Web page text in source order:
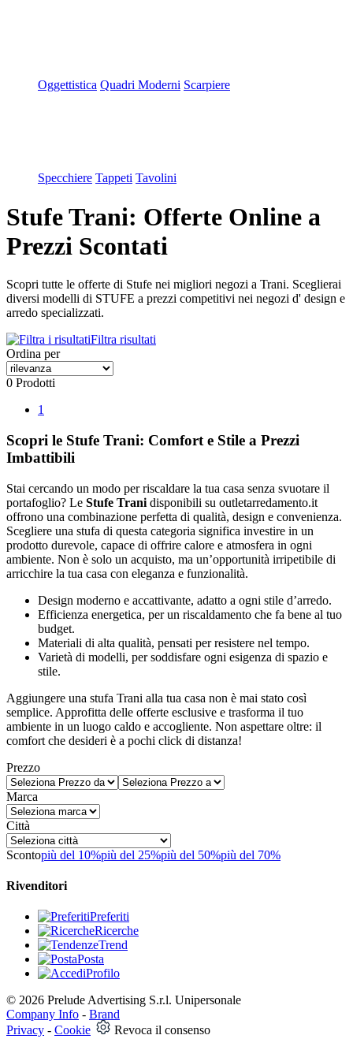
Oggettistica Quadri Moderni Scarpiere
Specchiere Tappeti Tavolini
Stufe Trani: Offerte Online a
Prezzi Scontati
Scopri tutte le offerte di Stufe nei migliori negozi a Trani. Sceglierai
diversi modelli di STUFE a prezzi competitivi nei negozi d' design e
arredo specializzati.
Filtra risultati
Ordina per
0 Prodotti
1
Scopri le Stufe Trani: Comfort e Stile a Prezzi
Imbattibili
Stai cercando un modo per riscaldare la tua casa senza svuotare il
portafoglio? Le Stufe Trani disponibili su outletarredamento.it
offrono una combinazione perfetta di qualità, design e convenienza.
Scegliere una stufa di questa categoria significa investire in un
prodotto durevole, capace di offrire calore e atmosfera in ogni
ambiente. Non è solo un acquisto, ma un’opportunità irripetibile di
arricchire la tua casa con eleganza e funzionalità.
Design moderno e accattivante, adatto a ogni stile d’arredo.
Efficienza energetica, per un riscaldamento che fa bene al tuo
budget.
Materiali di alta qualità, pensati per resistere nel tempo.
Varietà di modelli, per soddisfare ogni esigenza di spazio e
stile.
Aggiungere una stufa Trani alla tua casa non è mai stato così
semplice. Approfitta delle offerte esclusive e trasforma il tuo
ambiente in un luogo caldo e accogliente. Non aspettare oltre: il
comfort che desideri è a pochi click di distanza!
Prezzo
Marca
Città
Scontopiù del 10%più del 25%più del 50%più del 70%
Rivenditori
Preferiti
Ricerche
Trend
Posta
Profilo
© 2026 Prelude Advertising S.r.l. Unipersonale
Company Info - Brand
Privacy - Cookie Revoca il consenso